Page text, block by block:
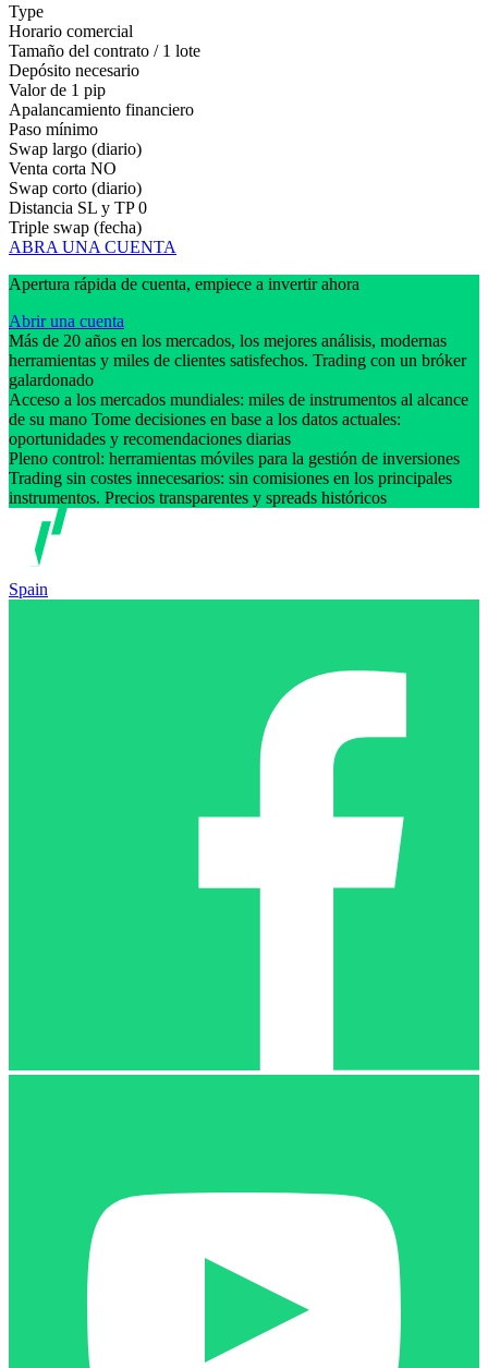
Type
Horario comercial
Tamaño del contrato / 1 lote
Depósito necesario
Valor de 1 pip
Apalancamiento financiero
Paso mínimo
Swap largo (diario)
Venta corta NO
Swap corto (diario)
Distancia SL y TP 0
Triple swap (fecha)
ABRA UNA CUENTA
Apertura rápida de cuenta, empiece a invertir ahora
Abrir una cuenta
Más de 20 años en los mercados, los mejores análisis, modernas
herramientas y miles de clientes satisfechos. Trading con un bróker
galardonado
Acceso a los mercados mundiales: miles de instrumentos al alcance
de su mano Tome decisiones en base a los datos actuales:
oportunidades y recomendaciones diarias
Pleno control: herramientas móviles para la gestión de inversiones
Trading sin costes innecesarios: sin comisiones en los principales
instrumentos. Precios transparentes y spreads históricos
Spain